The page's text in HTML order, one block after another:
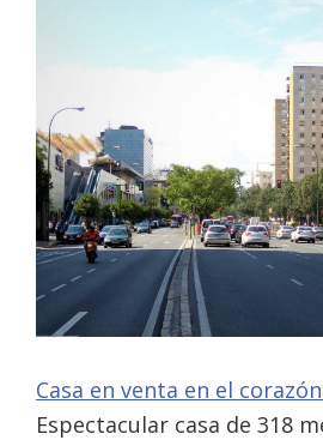
Casa en venta en el
Espectacular casa de 318